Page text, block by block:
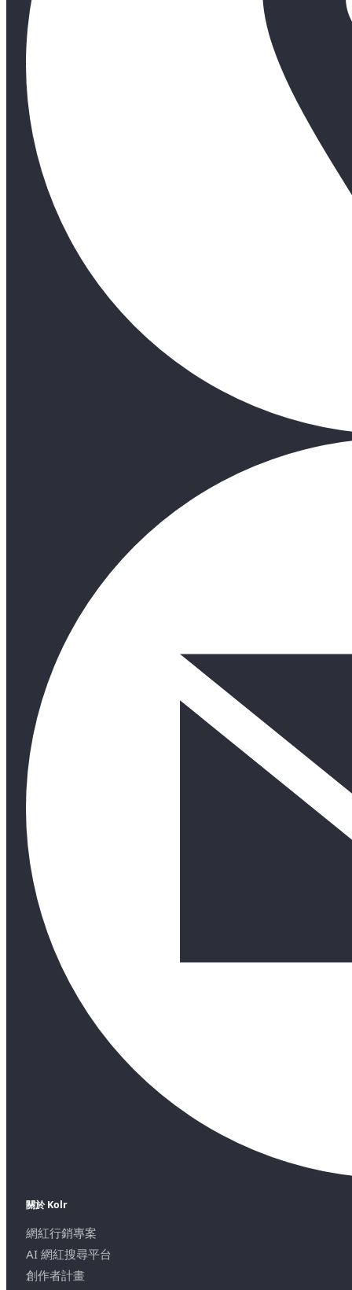
關於 Kolr
網紅行銷專案
AI 網紅搜尋平台
創作者計畫